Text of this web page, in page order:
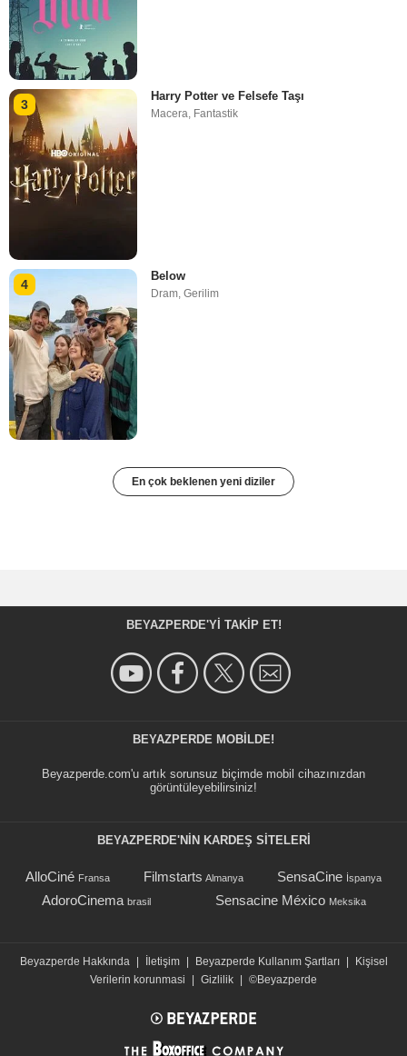
3
Harry Potter ve Felsefe Taşı
Macera Fantastik
4
Below
Dram,Gerilim
En çok beklenen yeni diziler
BEYAZPERDE'YI TAKIP ET!
BEYAZPERDE MOBILDE!
Beyazperde.com'u artık sorunsuz biçimde mobil cihazınızdan
görüntüleyebilirsiniz!
BEYAZPERDE'NIN KARDEŞ SİTELERİ
AlloCiné Fransa Filmstarts Almanya SensaCine İspanya
AdoroCinema brasil Sensacine México Meksika
Beyazperde Hakkında İletişim Beyazperde Kullanım Şartları
Kişisel
Verilerin korunmasi
Gizlilik ©Beyazperde